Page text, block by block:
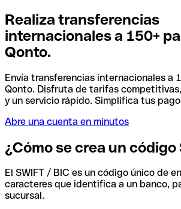
Realiza transferencias
internacionales a 150+
Qonto.
Envía transferencias internacionales a
Qonto. Disfruta de tarifas
y un servicio rápido. Simplifica tus
Abre una cuenta en minutos
¿Cómo se crea un código
El SWIFT / BIC es un código único de
caracteres que identifica a un banco,
sucursal.